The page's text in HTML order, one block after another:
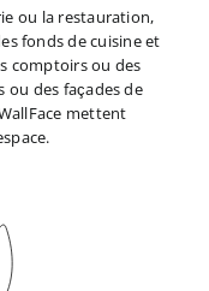
ou la restauration,
fonds de cuisine et
comptoirs ou des
ou des façades de
mettent